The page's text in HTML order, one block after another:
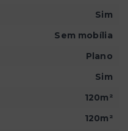
Sim
Sem mobília
Plano
Sim
120m²
120m²